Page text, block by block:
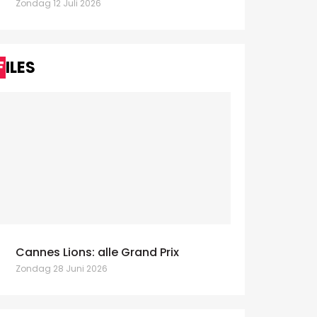
Zondag 12 Juli 2026
FILES
Cannes Lions: alle Grand Prix
Zondag 28 Juni 2026